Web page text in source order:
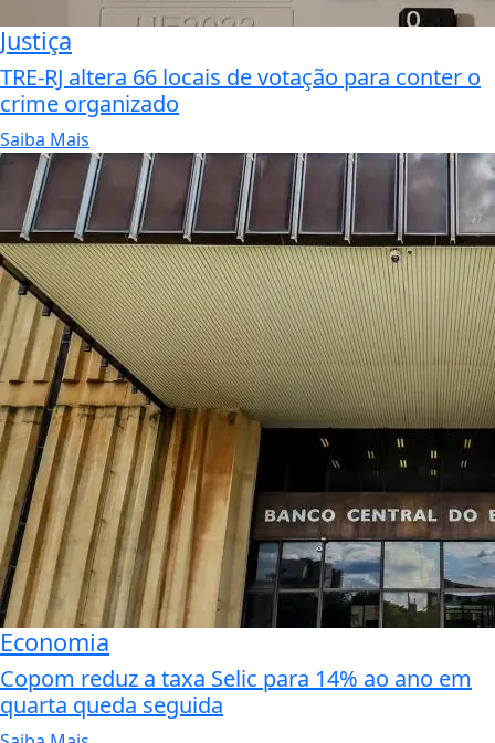
Justiça
TRE-RJ altera 66 locais de votação para conter o
crime organizado
Saiba Mais
Economia
Copom reduz a taxa Selic para 14% ao ano em
quarta queda seguida